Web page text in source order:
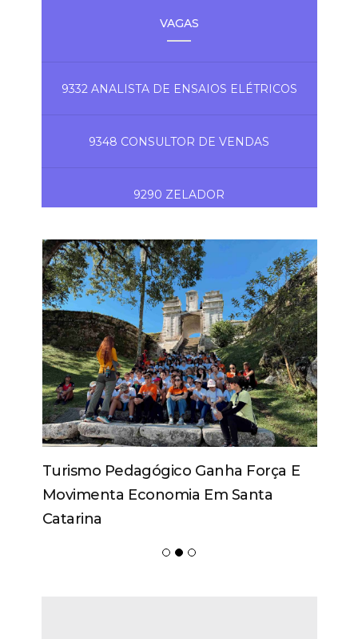
VAGAS
9332 ANALISTA DE ENSAIOS ELÉTRICOS
9348 CONSULTOR DE VENDAS
9290 ZELADOR
Turismo Pedagógico Ganha Força E
Movimenta Economia Em Santa
Catarina